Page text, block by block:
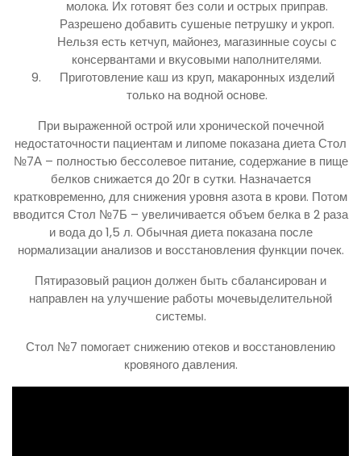
молока. Их готовят без соли и острых приправ.
Разрешено добавить сушеные петрушку и укроп.
Нельзя есть кетчуп, майонез, магазинные соусы с
консервантами и вкусовыми наполнителями.
Приготовление каш из круп, макаронных изделий
только на водной основе.
При выраженной острой или хронической почечной
недостаточности пациентам и липоме показана диета Стол
№7А – полностью бессолевое питание, содержание в пище
белков снижается до 20г в сутки. Назначается
кратковременно, для снижения уровня азота в крови. Потом
вводится Стол №7Б – увеличивается объем белка в 2 раза
и вода до 1,5 л. Обычная диета показана после
нормализации анализов и восстановления функции почек.
Пятиразовый рацион должен быть сбалансирован и
направлен на улучшение работы мочевыделительной
системы.
Стол №7 помогает снижению отеков и восстановлению
кровяного давления.